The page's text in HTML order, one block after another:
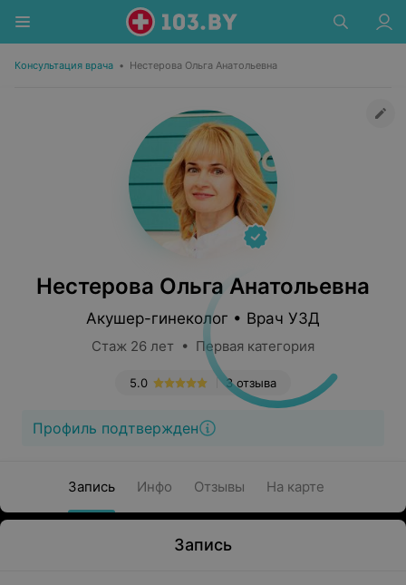
Консультация врача • Нестерова Ольга Анатольевна
Нестерова Ольга Анатольевна
Акушер-гинеколог • Врач УЗД
Стаж 26 лет • Первая категория
3 отзыва
5.0
Профиль подтвержден
Запись Инфо Отзывы На карте
Запись